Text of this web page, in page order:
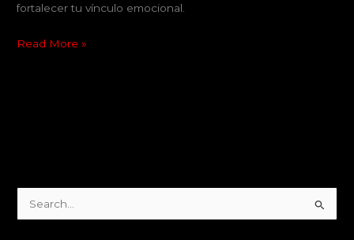
fortalecer tu vínculo emocional.
Read More »